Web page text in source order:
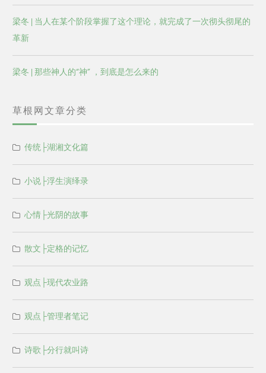
梁冬 | 当人在某个阶段掌握了这个理论，就完成了一次彻头彻尾的
革新
梁冬 | 那些神人的“神” ，到底是怎么来的
草根网文章分类
传统├湖湘文化篇
小说├浮生演绎录
心情├光阴的故事
散文├定格的记忆
观点├现代农业路
观点├管理者笔记
诗歌├分行就叫诗